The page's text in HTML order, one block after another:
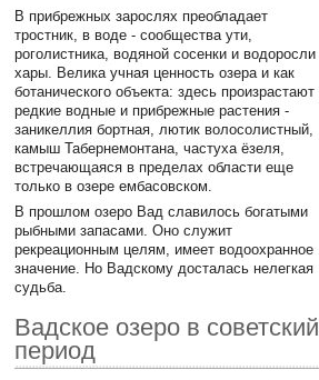
В прибрежных зарослях преобладает
тростник, в воде - сообщества ути,
роголистника, водяной сосенки и водоросли
хары. Велика учная ценность озера и как
ботанического объекта: здесь произрастают
редкие водные и прибрежные растения -
заникеллия бортная, лютик волосолистный,
камыш Табернемонтана, частуха ёзеля,
встречающаяся в пределах области еще
только в озере ембасовском.
В прошлом озеро Вад славилось богатыми
рыбными запасами. Оно служит
рекреационным целям, имеет водоохранное
значение. Но Вадскому досталась нелегкая
судьба.
Вадское озеро в советский
период